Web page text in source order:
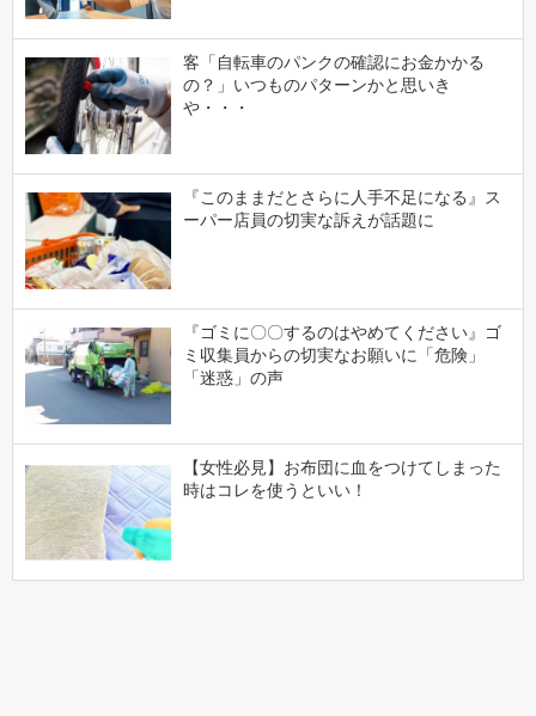
客「自転車のパンクの確認にお金かかる
の？」いつものパターンかと思いき
や・・・
『このままだとさらに人手不足になる』ス
ーパー店員の切実な訴えが話題に
『ゴミに〇〇するのはやめてください』ゴ
ミ収集員からの切実なお願いに「危険」
「迷惑」の声
【女性必見】お布団に血をつけてしまった
時はコレを使うといい！